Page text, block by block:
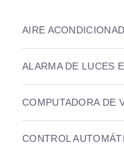
AIRE
ALARMA DE LUCES
COMPUTADORA DE
CONTROL